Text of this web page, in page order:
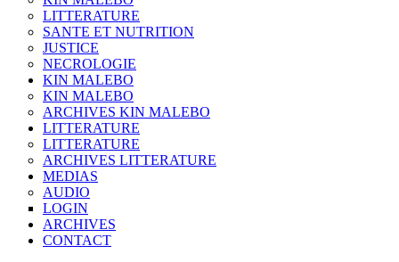
LITTERATURE
SANTE ET NUTRITION
JUSTICE
NECROLOGIE
KIN MALEBO
KIN MALEBO
ARCHIVES KIN MALEBO
LITTERATURE
LITTERATURE
ARCHIVES LITTERATURE
MEDIAS
AUDIO
LOGIN
ARCHIVES
CONTACT